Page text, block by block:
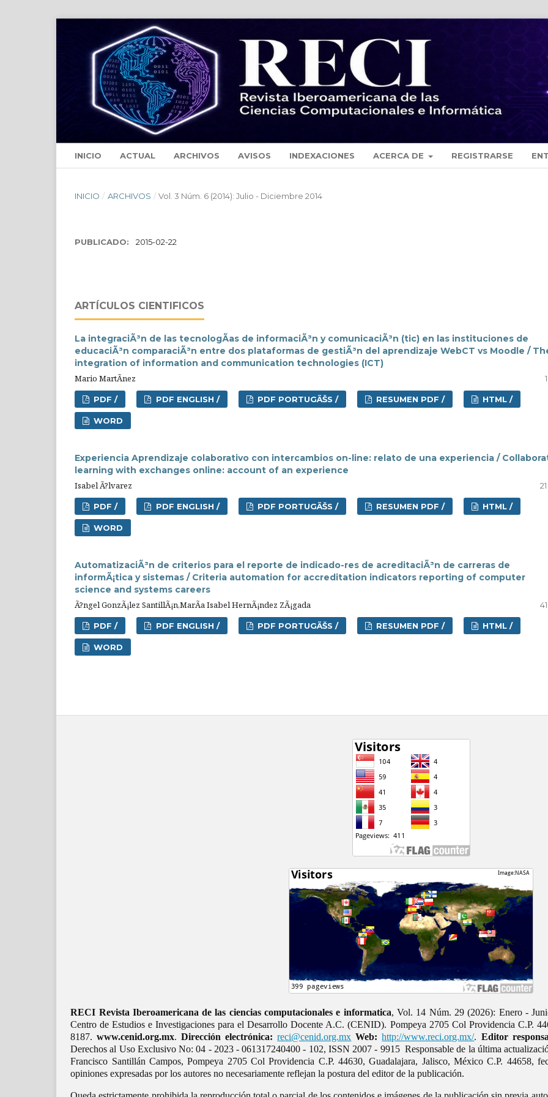
INICIO ACTUAL ARCHIVOS AVISOS INDEXACIONES ACERCA DE REGISTRARSE
INICIO / ARCHIVOS / Vol. 3 Núm. 6 (2014): Julio - Diciembre 2014
PUBLICADO: 2015-02-22
ARTÍCULOS CIENTIFICOS
La integraciÃ³n de las tecnologÃ­as de informaciÃ³n y comunicaciÃ³n (tic) en las instituciones de
educaciÃ³n comparaciÃ³n entre dos plataformas de gestiÃ³n del aprendizaje WebCT vs Moodle /
integration of information and communication technologies (ICT)
Mario MartÃ­nez
PDF / PDF ENGLISH / PDF PORTUGÃŠS / RESUMEN PDF / HTML /
WORD
Experiencia Aprendizaje colaborativo con intercambios on-line: relato de una experiencia /
learning with exchanges online: account of an experience
Isabel Ã?lvarez
PDF / PDF ENGLISH / PDF PORTUGÃŠS / RESUMEN PDF / HTML /
WORD
AutomatizaciÃ³n de criterios para el reporte de indicado-res de acreditaciÃ³n de carreras de
informÃ¡tica y sistemas / Criteria automation for accreditation indicators reporting of computer
science and systems careers
Ã?ngel GonzÃ¡lez SantillÃ¡n,MarÃ­a Isabel HernÃ¡ndez ZÃ¡gada
PDF / PDF ENGLISH / PDF PORTUGÃŠS / RESUMEN PDF / HTML /
WORD
RECI Revista Iberoamericana de las ciencias computacionales e informatica, Vol. 14 Núm. 29 (2026): Enero -
Centro de Estudios e Investigaciones para el Desarrollo Docente A.C. (CENID). Pompeya 2705 Col Providencia C.P.
8187.www.cenid.org.mx.Dirección electrónica: reci@cenid.org.mx Web: http://www.reci.org.mx/. Editor
Derechos al Uso Exclusivo No: 04 - 2023 - 061317240400 - 102, ISSN 2007 - 9915 Responsable de la última
Francisco Santillán Campos, Pompeya 2705 Col Providencia C.P. 44630, Guadalajara, Jalisco, México C.P. 44658,
opiniones expresadas por los autores no necesariamente reflejan la postura del editor de la publicación.